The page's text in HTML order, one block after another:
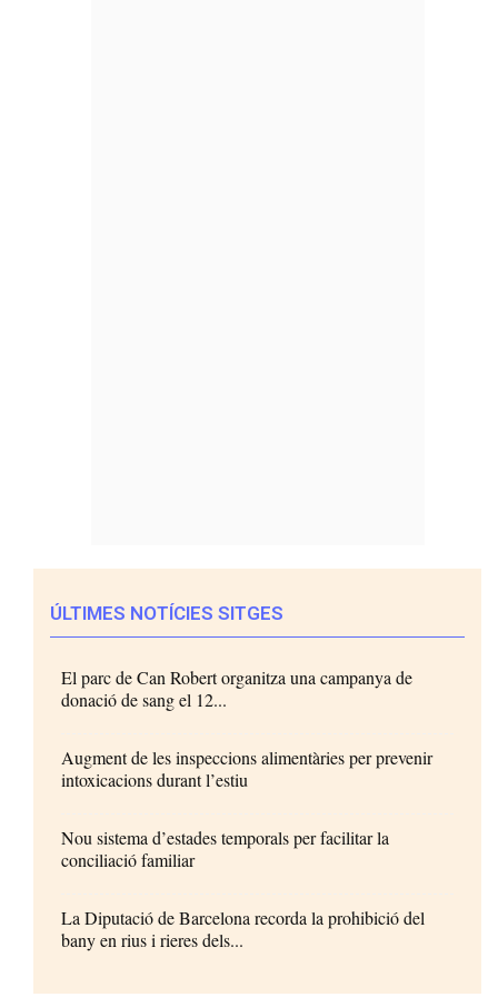
ÚLTIMES NOTÍCIES SITGES
El parc de Can Robert organitza una campanya de
donació de sang el 12...
Augment de les inspeccions alimentàries per prevenir
intoxicacions durant l’estiu
Nou sistema d’estades temporals per facilitar la
conciliació familiar
La Diputació de Barcelona recorda la prohibició del
bany en rius i rieres dels...